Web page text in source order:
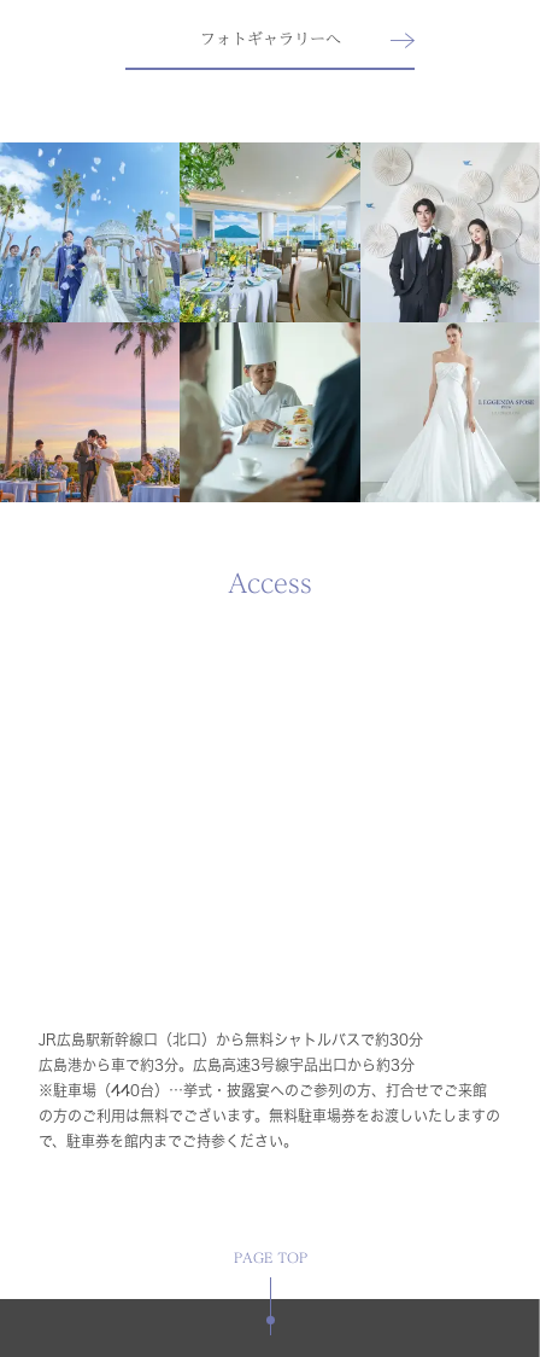
フォトギャラリーへ
Access
JR広島駅新幹線口（北口）から無料シャトルバスで約30分
広島港から車で約3分。広島高速3号線宇品出口から約3分
※駐車場（440台）…挙式・披露宴へのご参列の方、打合せでご来館
の方のご利用は無料でございます。無料駐車場券をお渡しいたしますの
で、駐車券を館内までご持参ください。
PAGE TOP